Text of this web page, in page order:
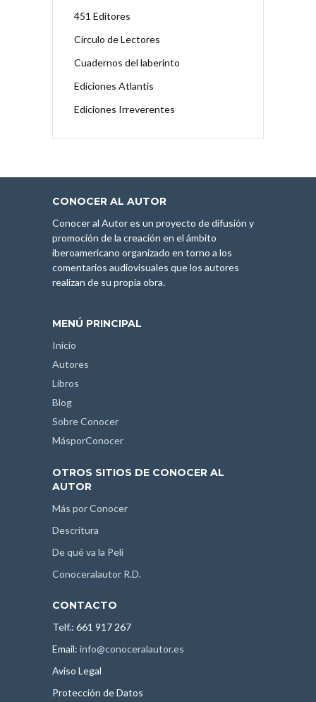
451 Editores
Círculo de Lectores
Cuadernos del laberinto
Ediciones Atlantis
Ediciones Irreverentes
CONOCER AL AUTOR
Conocer al Autor es un proyecto de difusión y
promoción de la creación en el ámbito
iberoamericano organizado en torno a los
comentarios audiovisuales que los autores
realizan de su propia obra.
MENÚ PRINCIPAL
Inicio
Autores
Libros
Blog
Sobre Conocer
MásporConocer
OTROS SITIOS DE CONOCER AL
AUTOR
Más por Conocer
Descritura
De qué va la Peli
Conoceralautor R.D.
CONTACTO
Telf.: 661 917 267
Email: info@conoceralautor.es
Aviso Legal
Protección de Datos